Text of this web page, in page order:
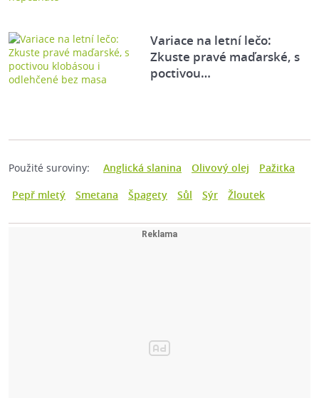
Variace na letní lečo:
Zkuste pravé maďarské, s
poctivou…
Použité suroviny: Anglická slanina Olivový olej
Pažitka
Pepř mletý
Smetana Špagety Sůl Sýr Žloutek